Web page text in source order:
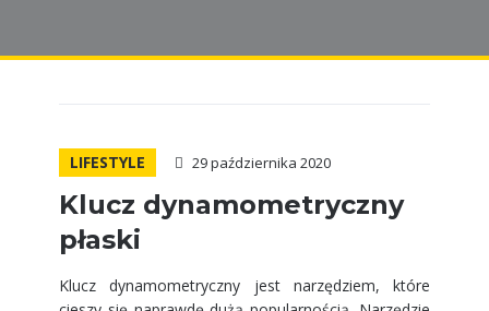
LIFESTYLE 29 października 2020
Klucz dynamometryczny
płaski
Klucz dynamometryczny jest narzędziem, które